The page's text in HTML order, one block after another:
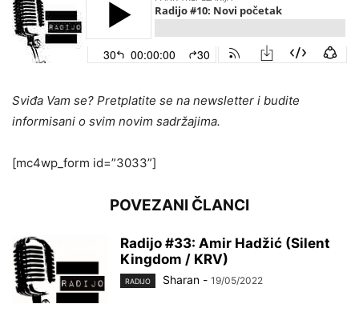
Sviđa Vam se? Pretplatite se na newsletter i budite
informisani o svim novim sadržajima.
[mc4wp_form id=”3033”]
POVEZANI ČLANCI
Radijo #33: Amir Hadžić (Silent
Kingdom / KRV)
RADIJO Sharan - 19/05/2022